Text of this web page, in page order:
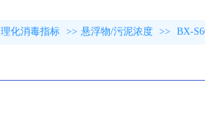
理化消毒指标 >> 悬浮物/污泥浓度 >> BX-